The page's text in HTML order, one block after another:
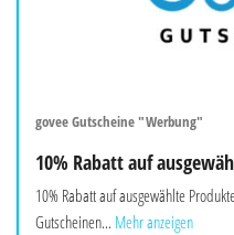
govee Gutscheine "Werbung"
10% Rabatt auf
10% Rabatt auf ausgewählte
Gutscheinen... Mehr anzeigen